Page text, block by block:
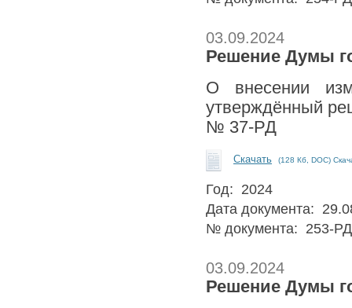
03.09.2024
Решение Думы
О внесении
утверждённый
№ 37-РД
Скачать (128 Кб, DOC)
Год: 2024
Дата документа:
№ документа: 253-РД
03.09.2024
Решение Думы